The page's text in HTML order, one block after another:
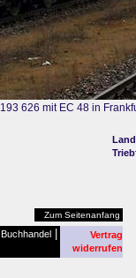
193 626 mit EC 48 in
Zum Seitenanfang
Buchhandel
Vertrag
widerrufen